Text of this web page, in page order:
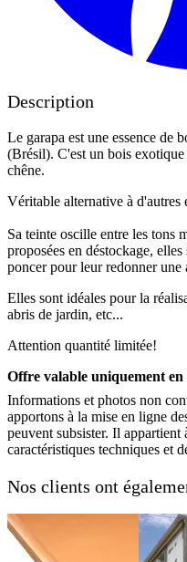
Description
Le garapa est une essence de
(Brésil). C'est un bois
chêne.
Véritable alternative à d'autres
Sa teinte oscille entre les tons
proposées en déstockage,
poncer pour leur redonner une
Elles sont idéales pour la
abris de jardin, etc...
Attention quantité limitée!
Offre valable uniquement
Informations et photos non
apportons à la mise en ligne
peuvent subsister. Il
caractéristiques techniques et
Nos clients ont